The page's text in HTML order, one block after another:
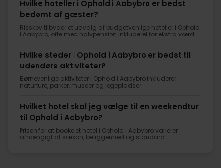
Hvilke hoteller i Ophold i Aabybro er bedst
bedømt af gæster?
Risskov tilbyder et udvalg af budgetvenlige hoteller i Ophold
i Aabybro, ofte med halvpension inkluderet for ekstra værdi.
Hvilke steder i Ophold i Aabybro er bedst til
udendørs aktiviteter?
Børnevenlige aktiviteter i Ophold i Aabybro inkluderer
naturture, parker, museer og legepladser.
Hvilket hotel skal jeg vælge til en weekendtur
til Ophold i Aabybro?
Prisen for at booke et hotel i Ophold i Aabybro varierer
afhængigt af sæson, beliggenhed og standard.